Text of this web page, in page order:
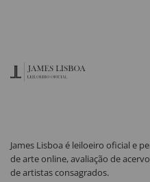
James Lisboa é leiloeiro oficial e
de arte online, avaliação de
de artistas consagrados.